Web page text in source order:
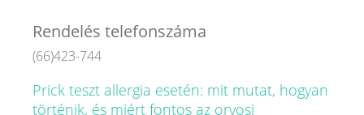
Rendelés telefonszáma
(66)423-744
Prick teszt allergia esetén: mit mutat, hogyan
történik, és miért fontos az orvosi